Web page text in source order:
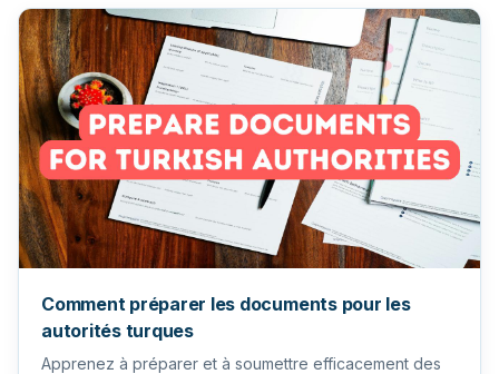
Comment préparer les documents pour les
autorités turques
Apprenez à préparer et à soumettre efficacement des